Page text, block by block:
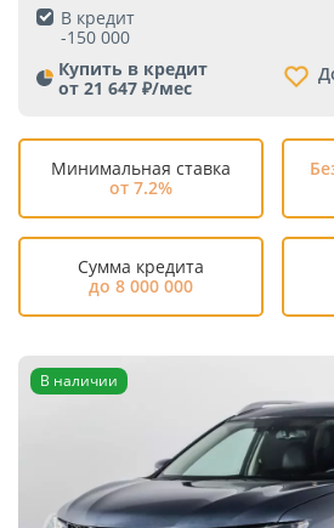
В кредит
-150 000
Купить в кредит
от 21 647 ₽/мес
Минимальная ставка
от 7.2%
Сумма кредита
до 8 000 000
В наличии